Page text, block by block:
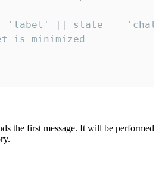
'label' || state ==
is minimized
the first message. It will be performed